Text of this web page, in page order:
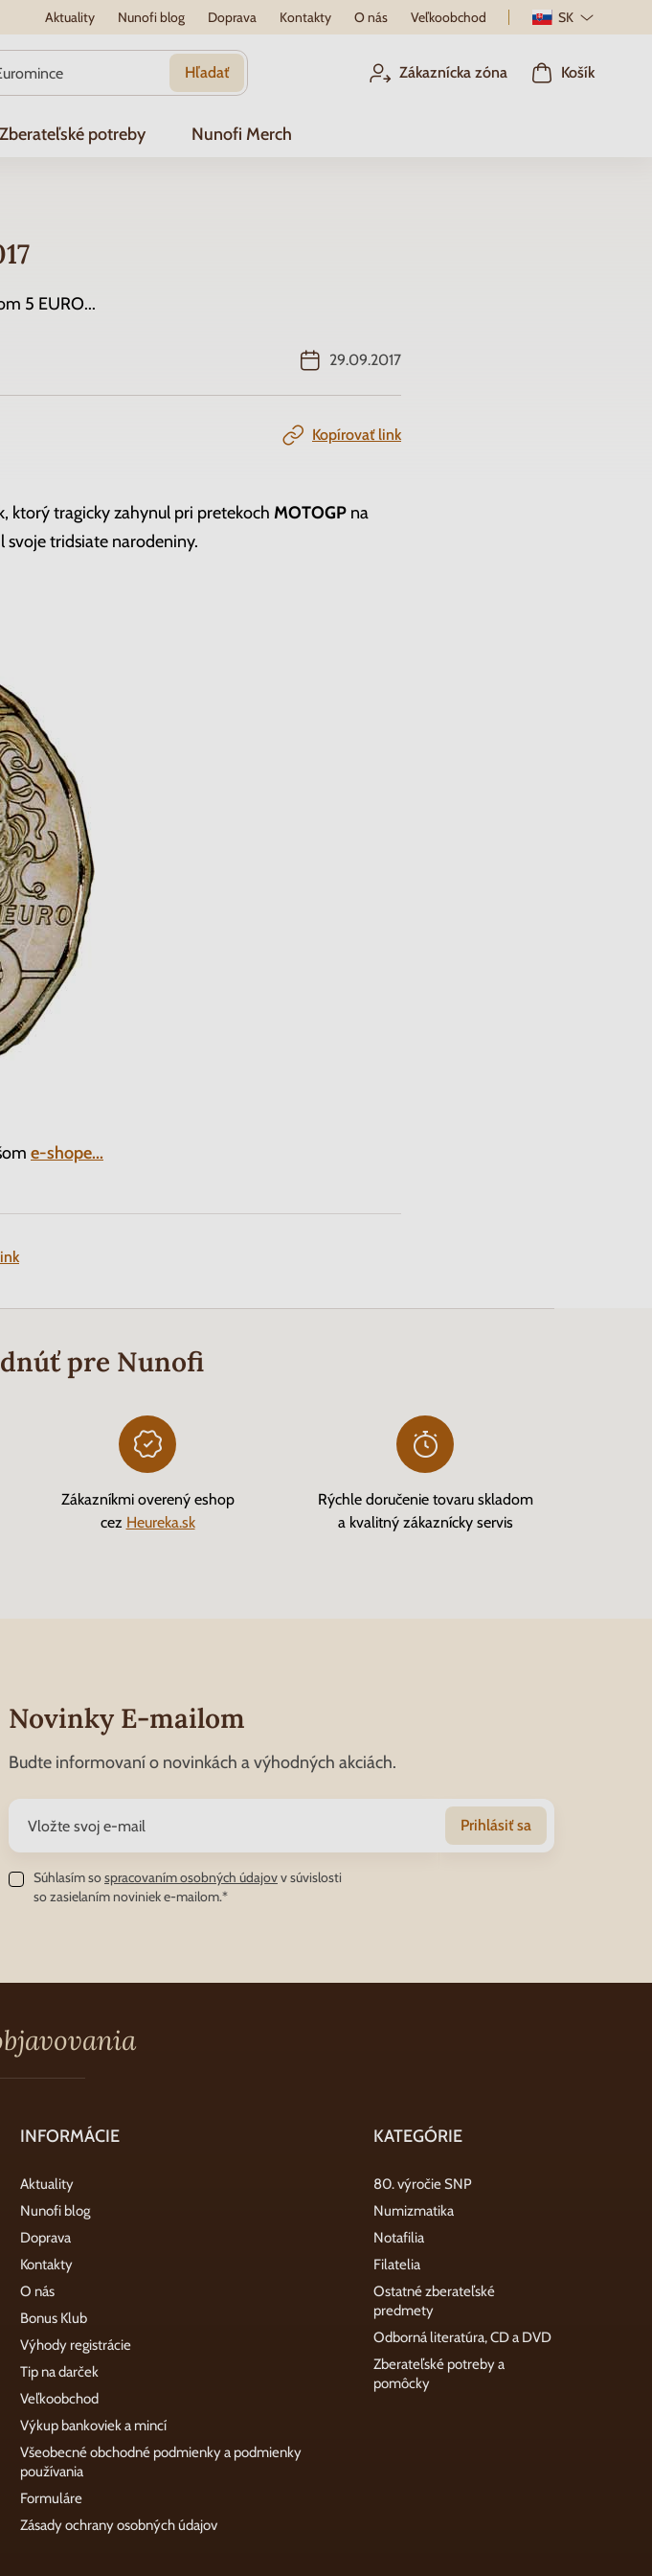
Aktuality Nunofi blog Doprava Kontakty O nás Veľkoobchod SK
Hľadať Zákaznícka zóna Košík
Zberateľské potreby Nunofi Merch
5 EURO...
29.09.2017
Kopírovať link
ktorý tragicky zahynul pri pretekoch MOTOGP na
svoje tridsiate narodeniny.
e-shope...
pre Nunofi
Zákazníkmi overený eshop
cez Heureka.sk
Rýchle doručenie tovaru skladom
a kvalitný zákaznícky servis
Novinky E-mailom
Budte informovaní o novinkách a výhodných akciách.
Prihlásiť sa
Súhlasím sospracovaním osobných údajovv súvislosti
so zasielaním noviniek e-mailom.*
INFORMÁCIE
Aktuality
Nunofi blog
Doprava
Kontakty
O nás
Bonus Klub
Výhody registrácie
Tip na darček
Veľkoobchod
Výkup bankoviek a mincí
Všeobecné obchodné podmienky a podmienky
používania
Formuláre
Zásady ochrany osobných údajov
KATEGÓRIE
80. výročie SNP
Numizmatika
Notafilia
Filatelia
Ostatné zberateľské
predmety
Odborná literatúra, CD a DVD
Zberateľské potreby a
pomôcky